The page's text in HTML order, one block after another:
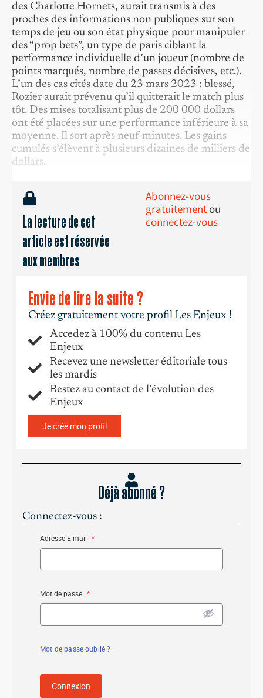
des Charlotte Hornets, aurait transmis à des
proches des informations non publiques sur son
temps de jeu ou son état physique pour manipuler
des “prop bets”, un type de paris ciblant la
performance individuelle d’un joueur (nombre de
points marqués, nombre de passes décisives, etc.).
L’un des cas cités date du 23 mars 2023 : blessé,
Rozier aurait prévenu qu’il quitterait le match plus
tôt. Des mises totalisant plus de 200 000 dollars
ont été placées sur une performance inférieure à sa
moyenne. Il sort après neuf minutes. Les gains
cumulés s’élèvent à plusieurs dizaines de milliers de
dollars.
La lecture de cet
article est réservée
aux membres
Abonnez-vous
gratuitementou
connectez-vous
Envie de lire la suite ?
Créez gratuitement votre profil Les Enjeux !
Accedez à 100% du contenu Les
Enjeux
Recevez une newsletter éditoriale tous
les mardis
Restez au contact de l’évolution des
Enjeux
Je crée mon profil
Déjà abonné ?
Connectez-vous :
Adresse E-mail *
Mot de passe *
Mot de passe oublié ?
Connexion